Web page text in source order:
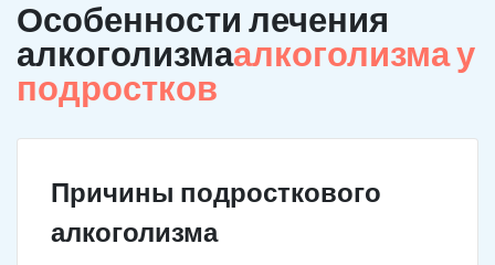
Особенности лечения
алкоголизмаалкоголизма у
подростков
Причины подросткового
алкоголизма